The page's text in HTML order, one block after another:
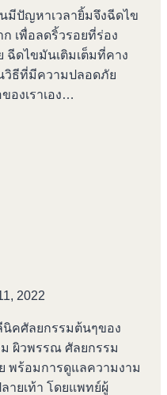
มีปัญหาเวลายิ้มจึงฉีดไข
เพื่อลดริ้วรอยที่ร่อง
ฉีดไขมันเติมเต็มที่คาง
วิธีที่มีความปลอดภัย
องเราเอง…
2022
นิคศัลยกรรมต้นๆของ
ผิวพรรณ ศัลยกรรม
พร้อมการดูแลความงาม
ายเท้า โดยแพทย์ผู้